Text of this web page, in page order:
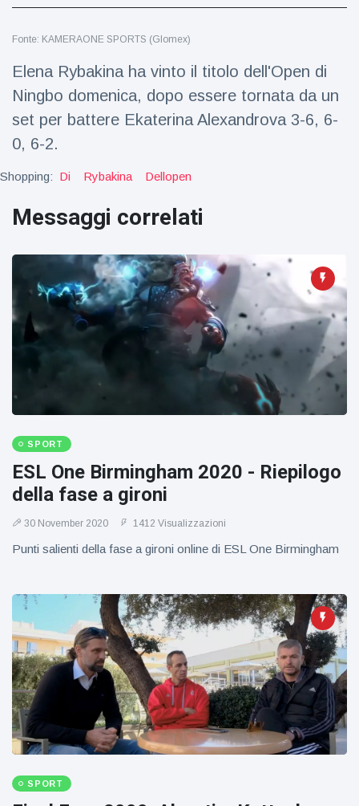
Viaggi e avventura
(77)
Ultime notizie
Dylan
Sprouse e
rivelano di
bambina
Brown
incoraggia
essere
creativa
Anne
Hathaway
definisce
Holland 'il
figlio dei
sogni’
14 July
Fonte: KAMERAONE SPORTS (Glomex)
Elena Rybakina ha vinto il titolo dell'Open di
Ningbo domenica, dopo essere tornata da un
set per battere Ekaterina Alexandrova 3-6, 6-
0, 6-2.
Shopping: Di Rybakina Dellopen
Messaggi correlati
SPORT
ESL One Birmingham 2020 - Riepilogo
della fase a gironi
30 November 2020 1412 Visualizzazioni
Punti salienti della fase a gironi online di ESL One Birmingham
SPORT